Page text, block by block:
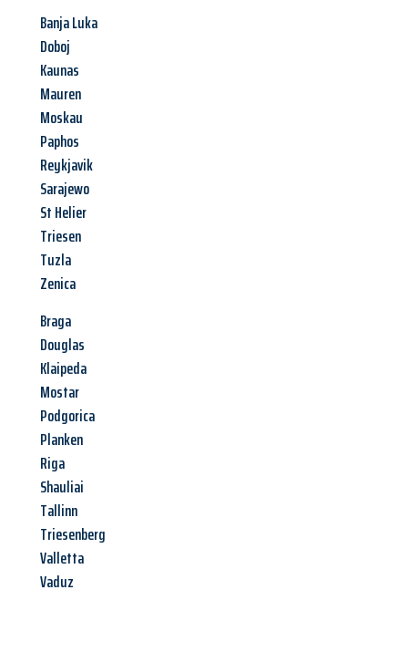
Banja Luka
Doboj
Kaunas
Mauren
Moskau
Paphos
Reykjavik
Sarajewo
St Helier
Triesen
Tuzla
Zenica
Braga
Douglas
Klaipeda
Mostar
Podgorica
Planken
Riga
Shauliai
Tallinn
Triesenberg
Valletta
Vaduz